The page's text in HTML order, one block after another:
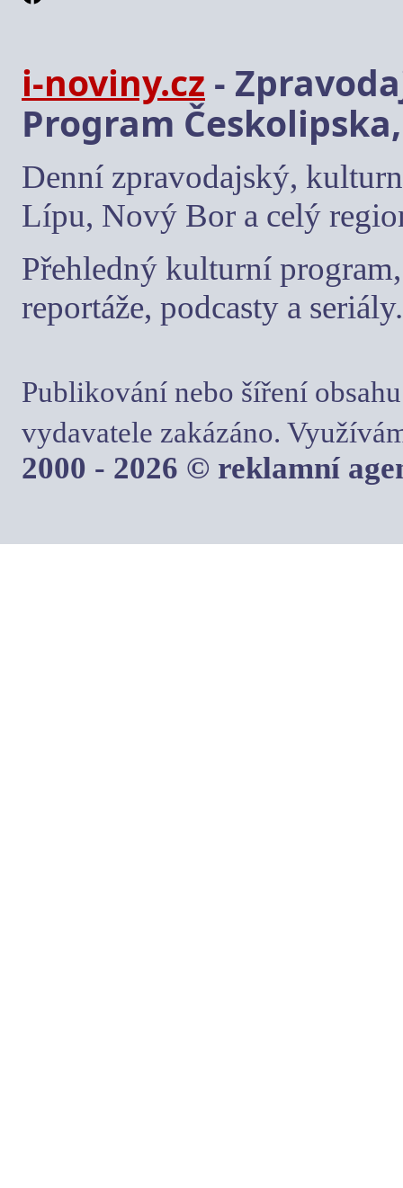
i-noviny.cz -
Program
Denní zpravodajský,
Lípu, Nový Bor a celý
Přehledný kulturní
reportáže, podcasty a seriály.
Publikování nebo šíření
vydavatele zakázáno.
2000 - 2026 © reklamní